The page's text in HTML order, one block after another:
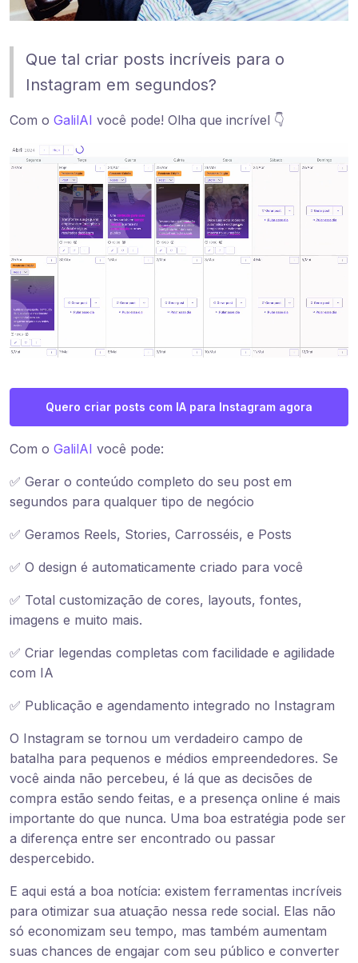
Que tal criar posts incríveis para o
Instagram em segundos?
Com o GalilAI você pode! Olha que incrível 👇
Quero criar posts com IA para Instagram agora
Com o GalilAI você pode:
✅ Gerar o conteúdo completo do seu post em
segundos para qualquer tipo de negócio
✅ Geramos Reels, Stories, Carrosséis, e Posts
✅ O design é automaticamente criado para você
✅ Total customização de cores, layouts, fontes,
imagens e muito mais.
✅ Criar legendas completas com facilidade e agilidade
com IA
✅ Publicação e agendamento integrado no Instagram
O Instagram se tornou um verdadeiro campo de
batalha para pequenos e médios empreendedores. Se
você ainda não percebeu, é lá que as decisões de
compra estão sendo feitas, e a presença online é mais
importante do que nunca. Uma boa estratégia pode ser
a diferença entre ser encontrado ou passar
despercebido.
E aqui está a boa notícia: existem ferramentas incríveis
para otimizar sua atuação nessa rede social. Elas não
só economizam seu tempo, mas também aumentam
suas chances de engajar com seu público e converter